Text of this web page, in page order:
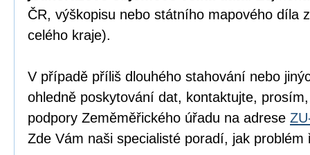
ČR, výškopisu nebo státního mapového díla
celého kraje).
V případě příliš dlouhého stahování nebo
ohledně poskytování dat, kontaktujte,
podpory Zeměměřického úřadu na adrese
Zde Vám naši specialisté poradí, jak problém